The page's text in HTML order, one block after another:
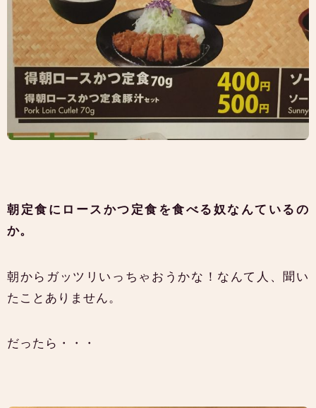
朝定食にロースかつ定食を食べる奴なんているの
か。
朝からガッツリいっちゃおうかな！なんて人、聞い
たことありません。
だったら・・・